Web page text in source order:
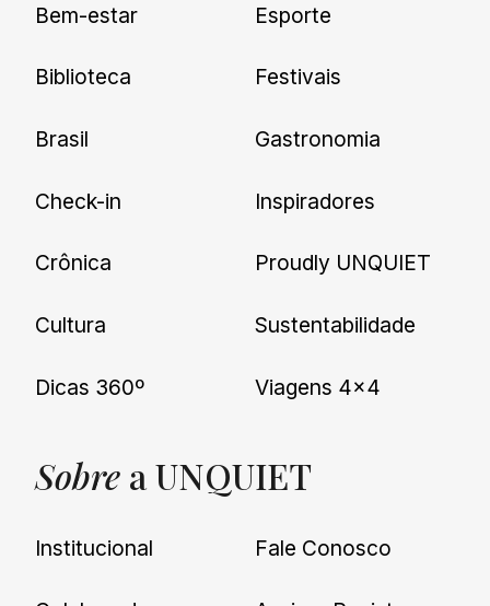
nossas novidades.
Bem-estar
Biblioteca
Brasil
Check-in
Crônica
Cultura
Dicas 360º
Esporte
Festivais
Gastronomia
Inspiradores
Proudly UNQUIET
Sustentabilidade
Viagens 4×4
Sobre a UNQUIET
Institucional Fale Conosco